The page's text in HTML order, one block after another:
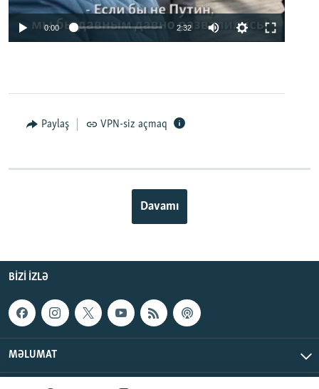
0:00 2:32
Paylaş VPN-siz açmaq
Davamı
BIZI IZLƏ
MƏLUMAT